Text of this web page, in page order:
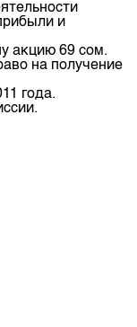
и
акцию 69 сом.
на получение
года.